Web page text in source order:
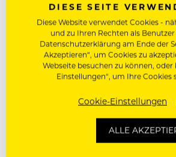
DIESE SEITE
Diese Website verwendet Cookies -
und zu Ihren Rechten als
Datenschutzerklärung am Ende der
Akzeptieren“, um Cookies zu
Webseite besuchen zu können, oder
Einstellungen“, um Ihre Cookies
Cookie-Einstellungen
ALLE